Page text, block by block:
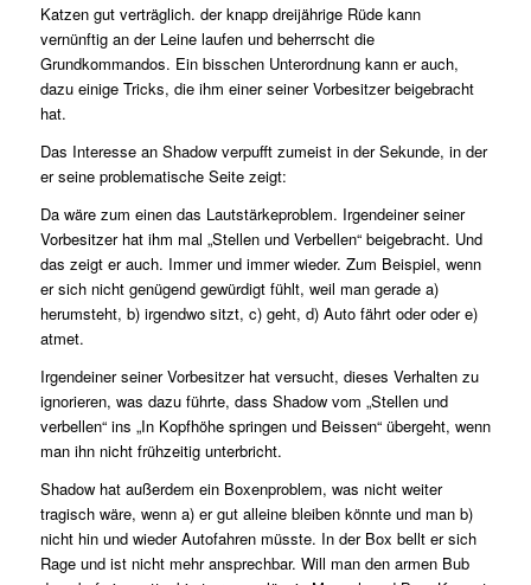
Katzen gut verträglich. der knapp dreijährige Rüde kann
vernünftig an der Leine laufen und beherrscht die
Grundkommandos. Ein bisschen Unterordnung kann er auch,
dazu einige Tricks, die ihm einer seiner Vorbesitzer beigebracht
hat.
Das Interesse an Shadow verpufft zumeist in der Sekunde, in der
er seine problematische Seite zeigt:
Da wäre zum einen das Lautstärkeproblem. Irgendeiner seiner
Vorbesitzer hat ihm mal „Stellen und Verbellen“ beigebracht. Und
das zeigt er auch. Immer und immer wieder. Zum Beispiel, wenn
er sich nicht genügend gewürdigt fühlt, weil man gerade a)
herumsteht, b) irgendwo sitzt, c) geht, d) Auto fährt oder oder e)
atmet.
Irgendeiner seiner Vorbesitzer hat versucht, dieses Verhalten zu
ignorieren, was dazu führte, dass Shadow vom „Stellen und
verbellen“ ins „In Kopfhöhe springen und Beissen“ übergeht, wenn
man ihn nicht frühzeitig unterbricht.
Shadow hat außerdem ein Boxenproblem, was nicht weiter
tragisch wäre, wenn a) er gut alleine bleiben könnte und man b)
nicht hin und wieder Autofahren müsste. In der Box bellt er sich
Rage und ist nicht mehr ansprechbar. Will man den armen Bub